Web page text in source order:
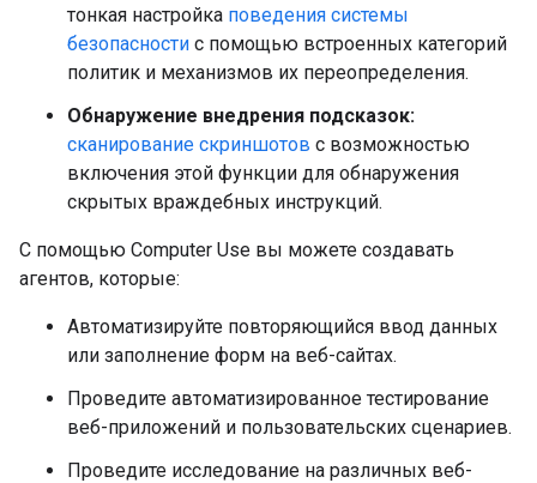
тонкая настройка поведения системы
безопасности с помощью встроенных категорий
политик и механизмов их переопределения.
Обнаружение внедрения подсказок:
сканирование скриншотов с возможностью
включения этой функции для обнаружения
скрытых враждебных инструкций.
С помощью Computer Use вы можете создавать
агентов, которые:
Автоматизируйте повторяющийся ввод данных
или заполнение форм на веб-сайтах.
Проведите автоматизированное тестирование
веб-приложений и пользовательских сценариев.
Проведите исследование на различных веб-